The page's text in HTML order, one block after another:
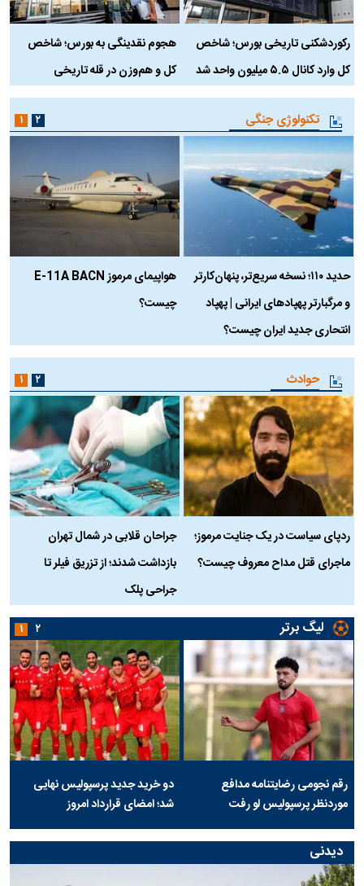
رکوردشکنی تاریخی بورس؛ شاخص
کل وارد کانال ۵.۵ میلیون واحد شد
هجوم نقدینگی به بورس؛ شاخص
کل و هم‌وزن در قله تاریخی
تکنولوژی جنگی
حدید ۱۱۰؛ نسخه سریع‌تر، پنهان‌کارتر
و مرگبارتر پهپادهای ایرانی | پهپاد
انتحاری جدید ایران چیست؟
هواپیمای مرموز E-11A BACN
چیست؟
۱ ۲
حوادث
ردپای سیاست در یک جنایت مرموز؛
ماجرای قتل مداح معروف چیست؟
جراحان قلابی در شمال تهران
بازداشت شدند؛ از تزریق فیلر تا
جراحی پلک
۱ ۲
لیگ برتر
رقم نجومی رضایتنامه مدافع
موردنظر پرسپولیس لو رفت
دو خرید جدید پرسپولیس نهایی
شد؛ امضای قرارداد امروز
۱ ۲
دیدنی